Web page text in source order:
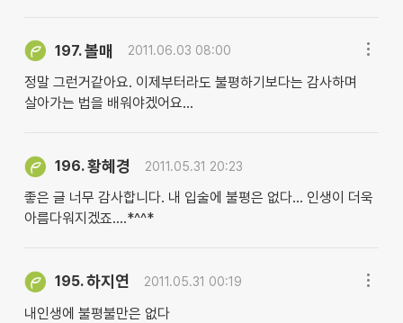
197.볼매 2011.06.03 08:00
정말 그런거같아요. 이제부터라도 불평하기보다는 감사하며
살아가는 법을 배워야겠어요...
196.황혜경 2011.05.31 20:23
좋은 글 너무 감사합니다. 내 입술에 불평은 없다... 인생이 더욱
아름다워지겠죠....*^^*
195.하지연 2011.05.31 00:19
내인생에 불평불만은 없다